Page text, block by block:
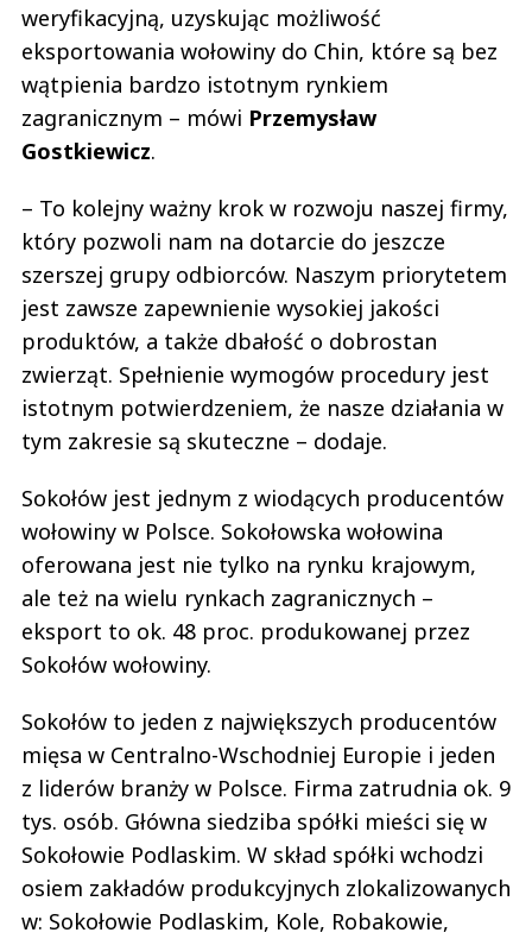
weryfikacyjną, uzyskując możliwość
eksportowania wołowiny do Chin, które są bez
wątpienia bardzo istotnym rynkiem
zagranicznym – mówi Przemysław
Gostkiewicz.
– To kolejny ważny krok w rozwoju naszej firmy,
który pozwoli nam na dotarcie do jeszcze
szerszej grupy odbiorców. Naszym priorytetem
jest zawsze zapewnienie wysokiej jakości
produktów, a także dbałość o dobrostan
zwierząt. Spełnienie wymogów procedury jest
istotnym potwierdzeniem, że nasze działania w
tym zakresie są skuteczne – dodaje.
Sokołów jest jednym z wiodących producentów
wołowiny w Polsce. Sokołowska wołowina
oferowana jest nie tylko na rynku krajowym,
ale też na wielu rynkach zagranicznych –
eksport to ok. 48 proc. produkowanej przez
Sokołów wołowiny.
Sokołów to jeden z największych producentów
mięsa w Centralno-Wschodniej Europie i jeden
z liderów branży w Polsce. Firma zatrudnia ok. 9
tys. osób. Główna siedziba spółki mieści się w
Sokołowie Podlaskim. W skład spółki wchodzi
osiem zakładów produkcyjnych zlokalizowanych
w: Sokołowie Podlaskim, Kole, Robakowie,